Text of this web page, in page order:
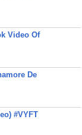
Video Of
De
#VYFT